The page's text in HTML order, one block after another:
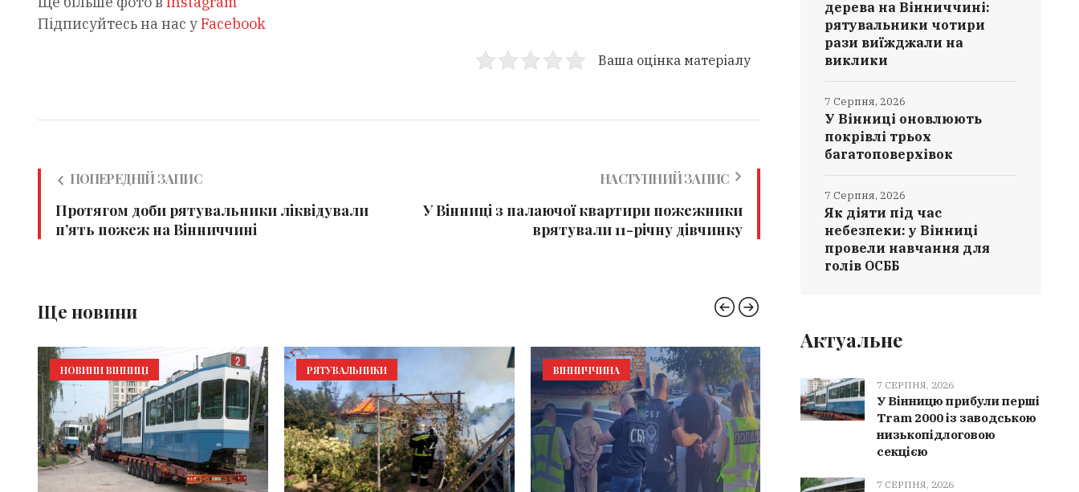
Підписуйтесь на нас уFacebook
Ваша оцінка матеріалу
ПОПЕРЕДНІЙ ЗАПИС
Протягом доби рятувальники ліквідували
п’ять пожеж на Вінниччині
НАСТУПНИЙ ЗАПИС
У Вінниці з палаючої квартири пожежники
врятували 11-річну дівчинку
Ще новини
НОВИНИ ВІННИЦІ РЯТУВАЛЬНИКИ ВІННИЧЧИНА
дерева на Вінниччині:
рятувальники чотири
рази виїжджали на
виклики
У Вінниці оновлюють
покрівлі трьох
багатоповерхівок
7 Серпня, 2026
Як діяти під час
небезпеки: у Вінниці
провели навчання для
голів ОСББ
7 Серпня, 2026
Актуальне
7 СЕРПНЯ, 2026
У Вінницю прибули перші
Tram 2000 із заводською
низькопідлоговою
секцією
7 СЕРПНЯ, 2026